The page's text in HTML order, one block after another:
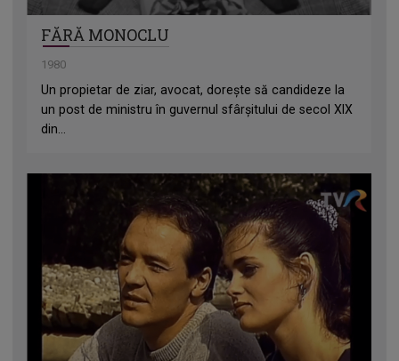
FĂRĂ MONOCLU
1980
Un propietar de ziar, avocat, dorește să candideze la
un post de ministru în guvernul sfârșitului de secol XIX
din...